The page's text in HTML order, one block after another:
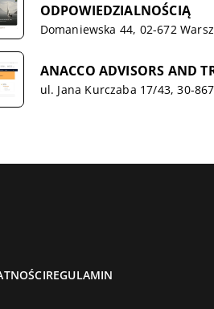
ODPOWIEDZIALNOŚCIĄ
Domaniewska 44, 02-672
ANACCO ADVISORS AND
ul. Jana Kurczaba 17/43, 30-
REGULAMIN